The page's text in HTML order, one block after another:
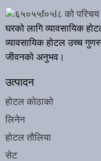
घरको लागि व्यावसायिक
व्यावसायिक होटल उच्च
जीवनको अनुभव।
उत्पादन
होटल कोठाको
लिनेन
होटल तौलिया
सेट